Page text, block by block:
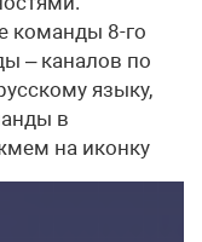
команды 8-го
– каналов по
языку,
в
на иконку